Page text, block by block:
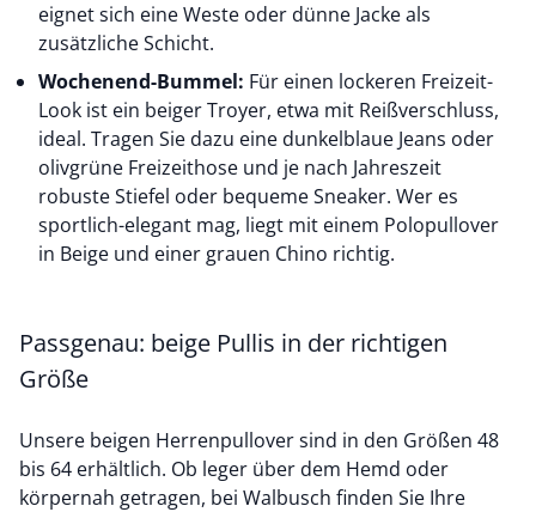
eignet sich eine Weste oder dünne Jacke als
zusätzliche Schicht.
Wochenend-Bummel: Für einen lockeren Freizeit-
Look ist ein beiger Troyer, etwa mit Reißverschluss,
ideal. Tragen Sie dazu eine dunkelblaue Jeans oder
olivgrüne Freizeithose und je nach Jahreszeit
robuste Stiefel oder bequeme Sneaker. Wer es
sportlich-elegant mag, liegt mit einem Polopullover
in Beige und einer grauen Chino richtig.
Passgenau: beige Pullis in der richtigen
Größe
Unsere beigen Herrenpullover sind in den Größen 48
bis 64 erhältlich. Ob leger über dem Hemd oder
körpernah getragen, bei Walbusch finden Sie Ihre